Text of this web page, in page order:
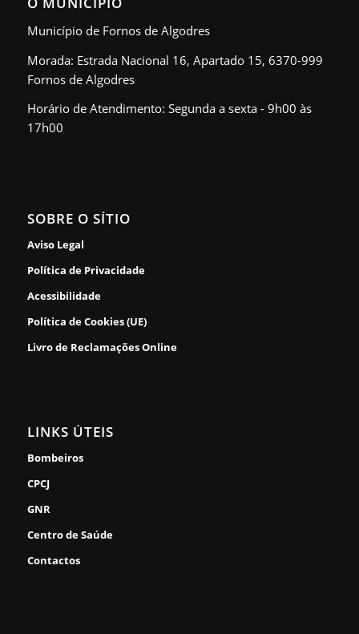
Município de Fornos de Algodres
Morada: Estrada Nacional 16, Apartado 15, 6370-999
Fornos de Algodres
Horário de Atendimento: Segunda a sexta - 9h00 às
17h00
SOBRE O SÍTIO
Aviso Legal
Política de Privacidade
Acessibilidade
Política de Cookies (UE)
Livro de Reclamações Online
LINKS ÚTEIS
Bombeiros
CPCJ
GNR
Centro de Saúde
Contactos